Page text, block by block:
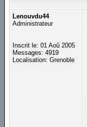
Lenouvdu44
Administrateur
Inscrit le: 01 Aoû 2005
Messages: 4919
Localisation: Grenoble